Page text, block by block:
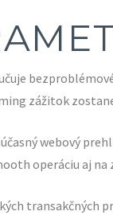
zážitok
webový
operáciu aj